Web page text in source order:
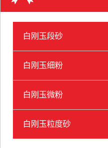
白刚玉段砂
白刚玉细粉
白刚玉微粉
白刚玉粒度砂